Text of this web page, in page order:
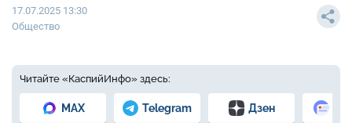
17.07.2025 13:30
Общество
Читайте «КаспийИнфо» здесь:
MAX Telegram Дзен